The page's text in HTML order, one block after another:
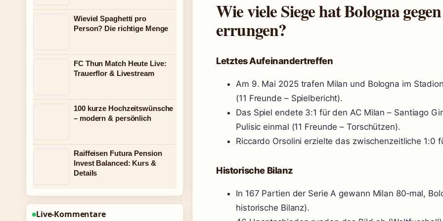
Wie viele Siege hat Bologna
errungen?
Letztes Aufeinandertreffen
Am 9. Mai 2025 trafen Milan und Bologna im
(11 Freunde – Spielbericht).
Das Spiel endete 3:1 für den AC Milan – Santiago
Pulisic einmal (11 Freunde – Torschützen).
Riccardo Orsolini erzielte das zwischenzeitliche 1:0
Historische Bilanz
In 167 Partien der Serie A gewann Milan 80‑mal,
historische Bilanz).
Wieviel Spaghetti pro
Person? Die richtige Menge
FC Thun Match Heute Live:
Trauerflor & Livestream
100 kurze Hochzeitswünsche
– modern & persönlich
Raiffeisen Futura Pension
Invest Balanced: Kurs &
Details
Live-Kommentare